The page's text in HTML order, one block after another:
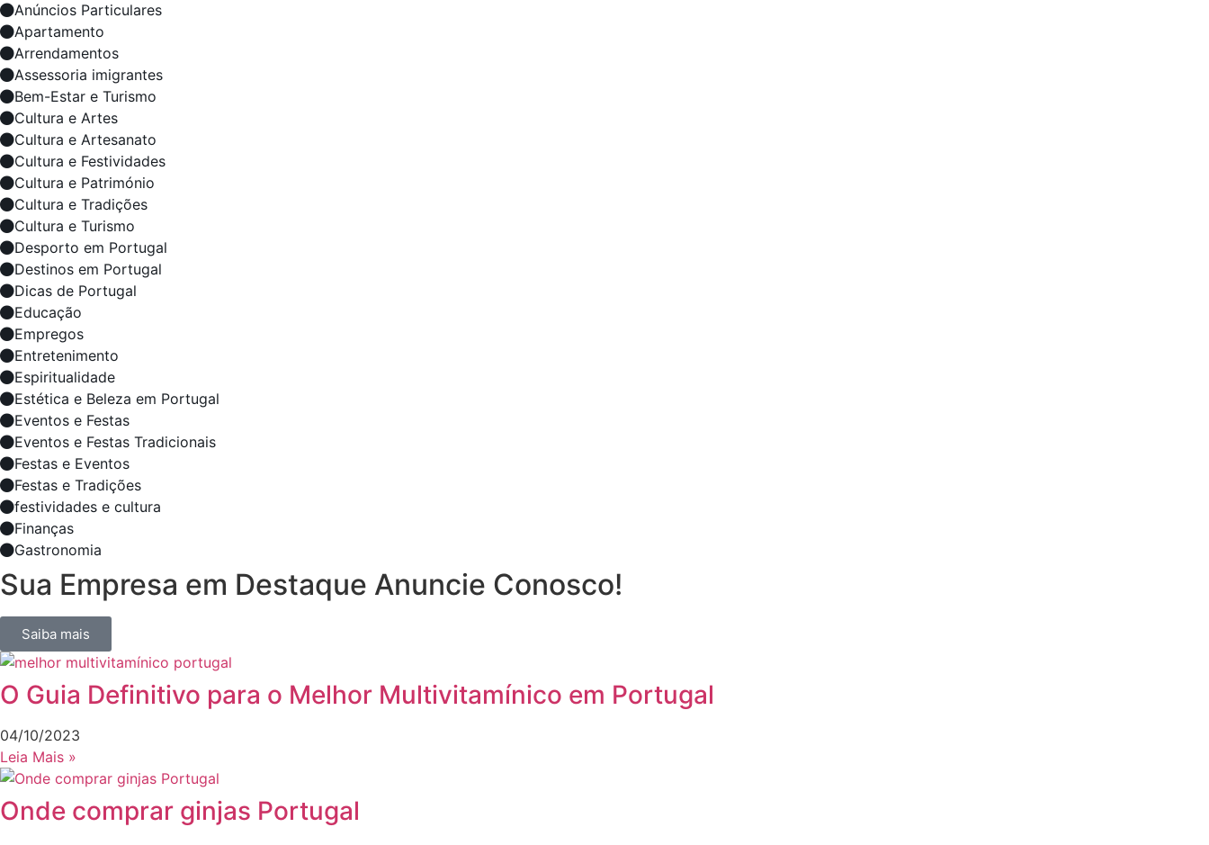
Anúncios Particulares
Apartamento
Arrendamentos
Assessoria imigrantes
Bem-Estar e Turismo
Cultura e Artes
Cultura e Artesanato
Cultura e Festividades
Cultura e Património
Cultura e Tradições
Cultura e Turismo
Desporto em Portugal
Destinos em Portugal
Dicas de Portugal
Educação
Empregos
Entretenimento
Espiritualidade
Estética e Beleza em Portugal
Eventos e Festas
Eventos e Festas Tradicionais
Festas e Eventos
Festas e Tradições
festividades e cultura
Finanças
Gastronomia
Sua Empresa em Destaque Anuncie Conosco!
Saiba mais
O Guia Definitivo para o Melhor Multivitamínico em Portugal
04/10/2023
Leia Mais »
Onde comprar ginjas Portugal